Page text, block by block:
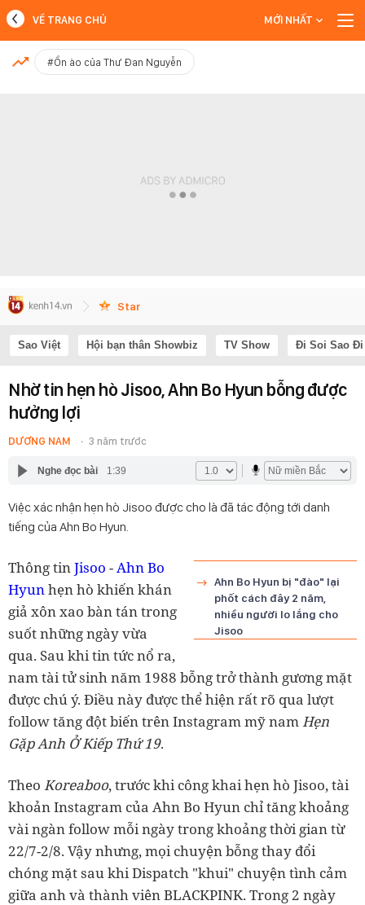
MỚI NHẤT
VỀ TRANG CHỦ MỚI NHẤT
#Ồn ào của Thư Đan Nguyễn
Star
Sao Việt Hội bạn thân Showbiz TV Show Đi Soi Sao Đi
Nhờ tin hẹn hò Jisoo, Ahn Bo Hyun bỗng được
hưởng lợi
DƯƠNG NAM 3 năm trước
Nghe đọc bài 1:39
Việc xác nhận hẹn hò Jisoo được cho là đã tác động tới danh
tiếng của Ahn Bo Hyun.
Ahn Bo Hyun bị "đào" lại
phốt cách đây 2 năm,
nhiều người lo lắng cho
Jisoo
Thông tinJisoo -Ahn Bo
Hyunhẹn hò khiến khán
giả xôn xao bàn tán trong
suốt những ngày vừa
qua. Sau khi tin tức nổ ra,
nam tài tử sinh năm 1988 bỗng trở thành gương mặt
được chú ý. Điều này được thể hiện rất rõ qua lượt
follow tăng đột biến trên Instagram mỹ namHẹn
Gặp Anh Ở Kiếp Thứ 19.
Theo Koreaboo, trước khi công khai hẹn hò Jisoo, tài
khoản Instagram của Ahn Bo Hyun chỉ tăng khoảng
vài ngàn follow mỗi ngày trong khoảng thời gian từ
22/7-2/8. Vậy nhưng, mọi chuyện bỗng thay đổi
chóng mặt sau khi Dispatch "khui" chuyện tình cảm
giữa anh và thành viên BLACKPINK. Trong 2 ngày